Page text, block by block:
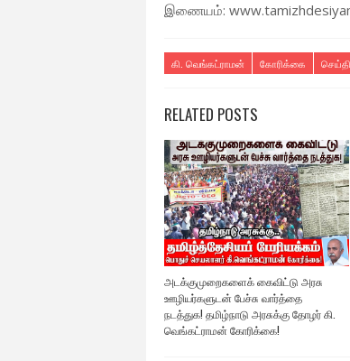
இணையம்:
கி. வெங்கட்ராமன் கோரிக்கை
RELATED POSTS
அடக்குமுறைகளைக் கைவிட்டு அரசு
ஊழியர்களுடன் பேச்சு வார்த்தை
நடத்துக! தமிழ்நாடு அரசுக்கு தோழர் கி.
வெங்கட்ராமன் கோரிக்கை!